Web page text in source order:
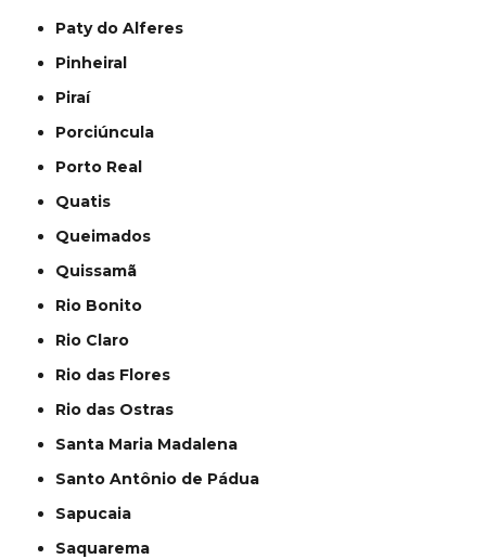
Paty do Alferes
Pinheiral
Piraí
Porciúncula
Porto Real
Quatis
Queimados
Quissamã
Rio Bonito
Rio Claro
Rio das Flores
Rio das Ostras
Santa Maria Madalena
Santo Antônio de Pádua
Sapucaia
Saquarema